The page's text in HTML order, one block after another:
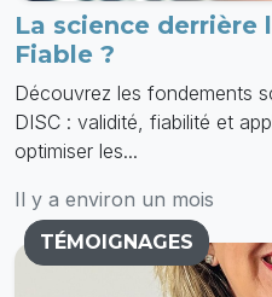
La science derrière
Fiable ?
Découvrez les fondements
DISC : validité, fiabilité et
optimiser les...
Il y a environ un mois
TÉMOIGNAGES